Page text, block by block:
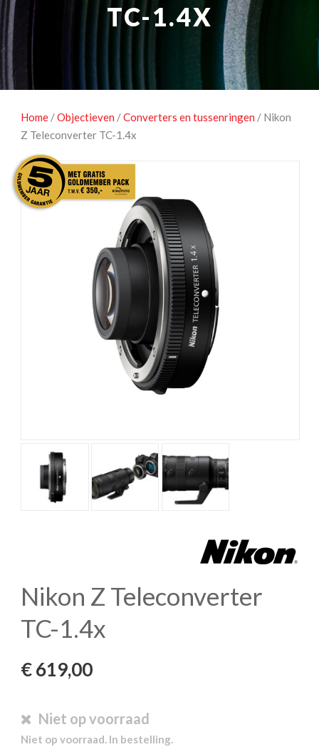
TC-1.4X
Home /Objectieven /Converters en tussenringen / Nikon
Z Teleconverter TC-1.4x
Nikon Z Teleconverter
TC-1.4x
€619,00
Niet op voorraad
Niet op voorraad. In bestelling.